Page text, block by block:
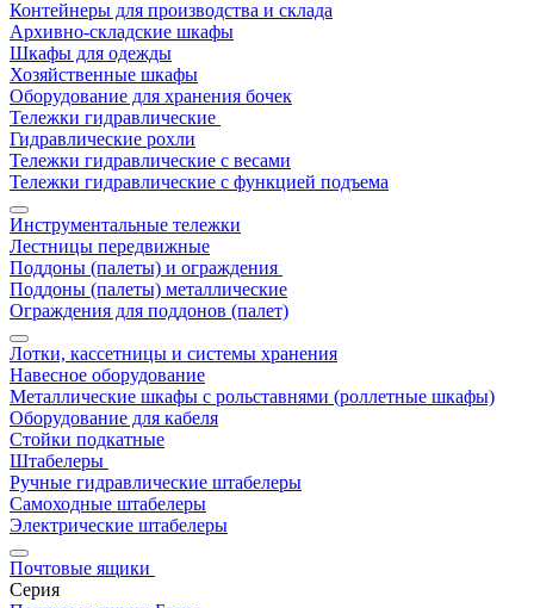
Контейнеры для производства и склада
Архивно-складские шкафы
Шкафы для одежды
Хозяйственные шкафы
Оборудование для хранения бочек
Тележки гидравлические
Гидравлические рохли
Тележки гидравлические с весами
Тележки гидравлические с функцией подъема
Инструментальные тележки
Лестницы передвижные
Поддоны (палеты) и ограждения
Поддоны (палеты) металлические
Ограждения для поддонов (палет)
Лотки, кассетницы и системы хранения
Навесное оборудование
Металлические шкафы с рольставнями (роллетные шкафы)
Оборудование для кабеля
Стойки подкатные
Штабелеры
Ручные гидравлические штабелеры
Самоходные штабелеры
Электрические штабелеры
Почтовые ящики
Серия